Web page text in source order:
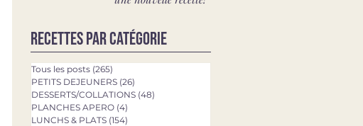
Recettes par catégorie
Tous les posts (265)
PETITS DEJEUNERS (26)
DESSERTS/COLLATIONS (48)
PLANCHES APERO (4)
LUNCHS & PLATS (154)